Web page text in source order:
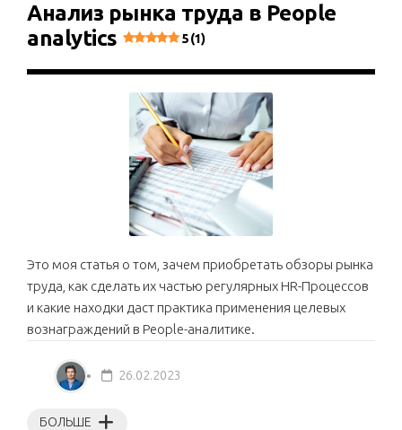
Анализ рынка труда в People
analytics
5 (1)
Это моя статья о том, зачем приобретать обзоры рынка
труда, как сделать их частью регулярных HR-Процессов
и какие находки даст практика применения целевых
вознаграждений в People-аналитике.
БОЛЬШЕ
26.02.2023